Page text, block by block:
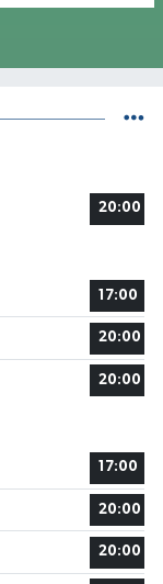
20:00
17:00
20:00
20:00
17:00
20:00
20:00